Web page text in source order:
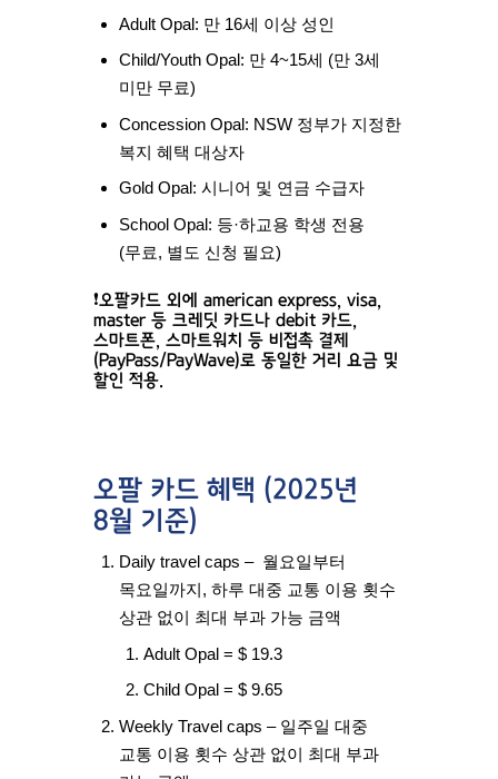
Adult Opal: 만 16세 이상 성인
Child/Youth Opal: 만 4~15세 (만 3세
미만 무료)
Concession Opal: NSW 정부가 지정한
복지 혜택 대상자
Gold Opal: 시니어 및 연금 수급자
School Opal: 등·하교용 학생 전용
(무료, 별도 신청 필요)
❗오팔카드 외에 american express, visa,
master 등 크레딧 카드나 debit 카드,
스마트폰, 스마트워치 등 비접촉 결제
(PayPass/PayWave)로 동일한 거리 요금 및
할인 적용.
오팔 카드 혜택 (2025년
8월 기준)
Daily travel caps – 월요일부터
목요일까지, 하루 대중 교통 이용 횟수
상관 없이 최대 부과 가능 금액
Adult Opal = $ 19.3
Child Opal = $ 9.65
Weekly Travel caps – 일주일 대중
교통 이용 횟수 상관 없이 최대 부과